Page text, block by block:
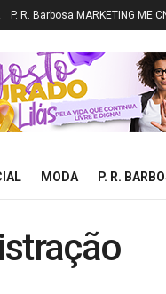
P. R. Barbosa MARKETING ME
MODA P. R.